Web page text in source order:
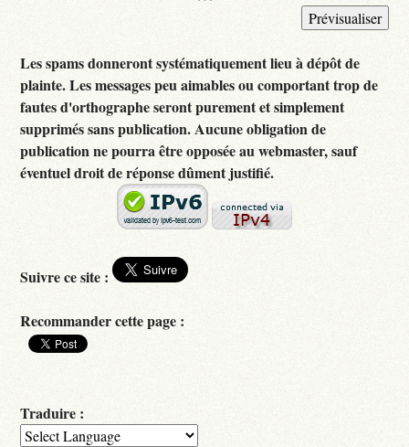
Les spams donneront systématiquement lieu à dépôt de
plainte. Les messages peu aimables ou comportant trop de
fautes d'orthographe seront purement et simplement
supprimés sans publication. Aucune obligation de
publication ne pourra être opposée au webmaster, sauf
éventuel droit de réponse dûment justifié.
Suivre ce site :
Recommander cette page :
Traduire :